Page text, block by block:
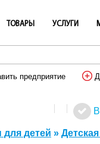
ТОВАРЫ УСЛУГИ
предприятие
детей »